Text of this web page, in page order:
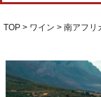
TOP ワイン 南アフリ